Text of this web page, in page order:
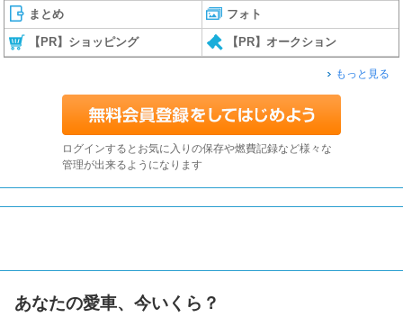
まとめ フォト
【PR】ショッピング 【PR】オークション
もっと見る
ログインするとお気に入りの保存や燃費記録など様々な
管理が出来るようになります
あなたの愛車、今いくら？